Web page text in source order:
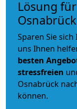
Lösung
Sparen Sie
uns Ihnen
besten
stressfreien
Osnabrück
können.